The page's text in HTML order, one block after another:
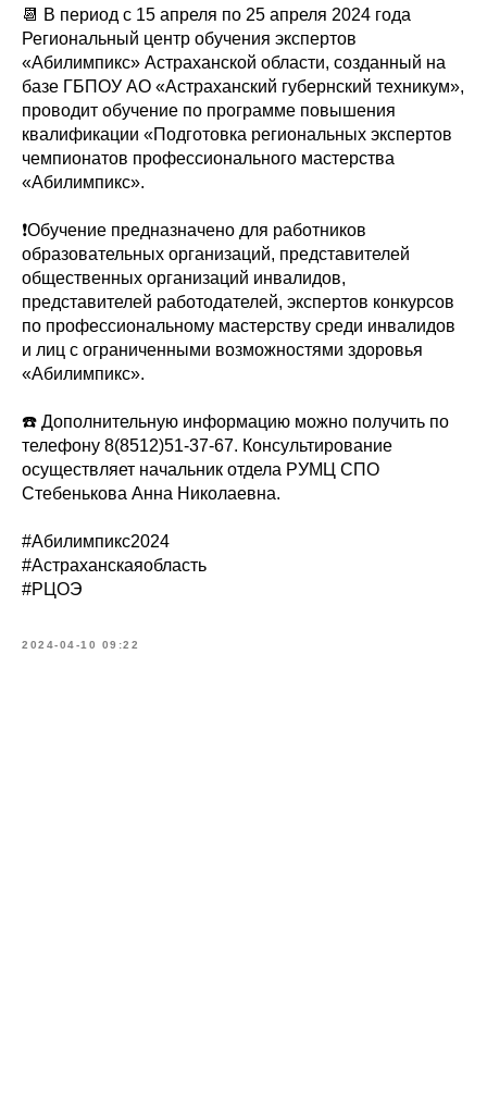
📆 В период с 15 апреля по 25 апреля 2024 года
Региональный центр обучения экспертов
«Абилимпикс» Астраханской области, созданный на
базе ГБПОУ АО «Астраханский губернский техникум»,
проводит обучение по программе повышения
квалификации «Подготовка региональных экспертов
чемпионатов профессионального мастерства
«Абилимпикс».
❗️Обучение предназначено для работников
образовательных организаций, представителей
общественных организаций инвалидов,
представителей работодателей, экспертов конкурсов
по профессиональному мастерству среди инвалидов
и лиц с ограниченными возможностями здоровья
«Абилимпикс».
☎️ Дополнительную информацию можно получить по
телефону 8(8512)51-37-67. Консультирование
осуществляет начальник отдела РУМЦ СПО
Стебенькова Анна Николаевна.
#Абилимпикс2024
#Астраханскаяобласть
#РЦОЭ
2024-04-10 09:22